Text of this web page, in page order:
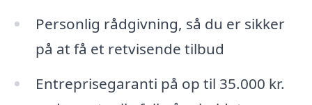
Personlig rådgivning, så du er sikker
på at få et retvisende tilbud
Entreprisegaranti på op til 35.000 kr.